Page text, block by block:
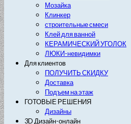
Мозайка
Клинкер
строительные смеси
Клей для ванной
КЕРАМИЧЕСКИЙ УГОЛОК
ЛЮКИ-невидимки
Для клиентов
ПОЛУЧИТЬ СКИДКУ
Доставка
Подъем на этаж
ГОТОВЫЕ РЕШЕНИЯ
Дизайны
3D Дизайн-онлайн